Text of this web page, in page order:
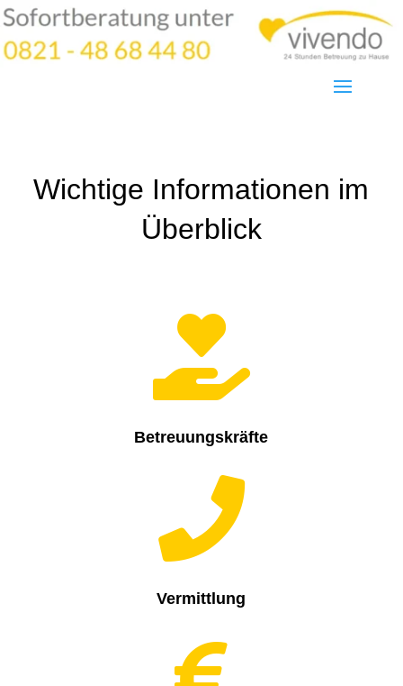
Wichtige Informationen im
Überblick

Betreuungskräfte

Vermittlung